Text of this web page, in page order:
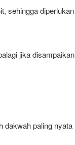
sehingga diperlukan
jika disampaikan
dakwah paling nyata